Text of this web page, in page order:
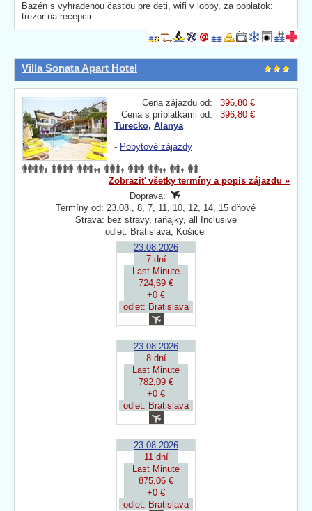
Bazén s vyhradenou časťou pre deti, wifi v lobby, za poplatok:
trezor na recepcii.
Villa Sonata Apart Hotel
Cena zájazdu od:
396,80 €
Cena s príplatkami od:
396,80 €
Turecko, Alanya
- Pobytové zájazdy
Zobraziť všetky termíny a popis zájazdu »
Doprava:
Termíny od: 23.08., 8, 7, 11, 10, 12, 14, 15 dňové
Strava: bez stravy, raňajky, all Inclusive
odlet: Bratislava, Košice
23.08.2026
7 dní
Last Minute
724,69 €
+0 €
odlet: Bratislava
23.08.2026
8 dní
Last Minute
782,09 €
+0 €
odlet: Bratislava
23.08.2026
11 dní
Last Minute
875,06 €
+0 €
odlet: Bratislava